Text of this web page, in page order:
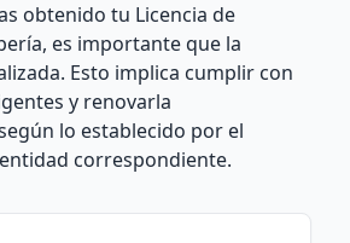
obtenido tu Licencia de
es importante que la
Esto implica cumplir con
y renovarla
lo establecido por el
correspondiente.